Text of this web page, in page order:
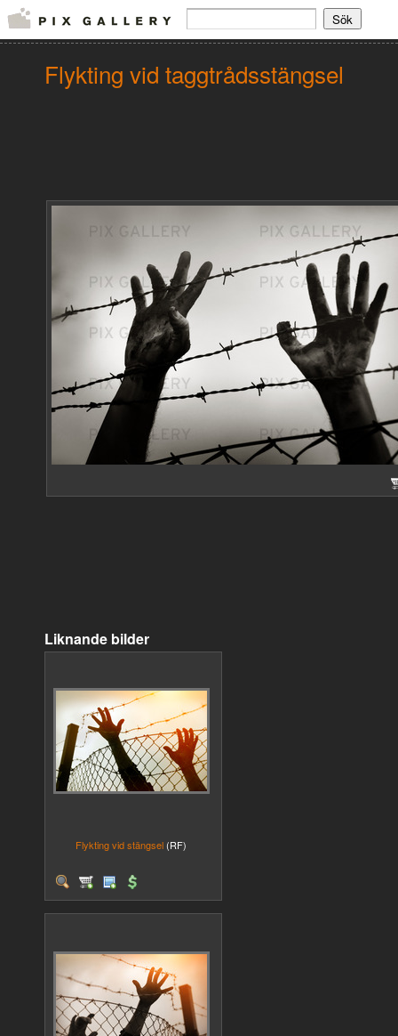
Flykting vid taggtrådsstängsel
Liknande bilder
Flykting vid stängsel (RF)